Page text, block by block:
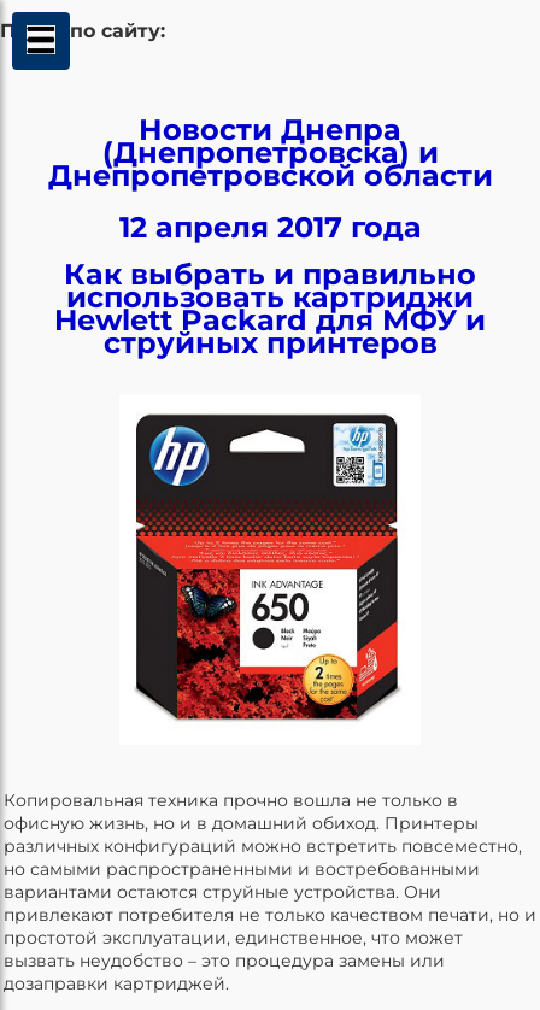
Поиск по сайту:
Новости Днепра
(Днепропетровска) и
Днепропетровской области
12 апреля 2017 года
Как выбрать и правильно
использовать картриджи
Hewlett Packard для МФУ и
струйных принтеров
Копировальная техника прочно вошла не только в
офисную жизнь, но и в домашний обиход. Принтеры
различных конфигураций можно встретить повсеместно,
но самыми распространенными и востребованными
вариантами остаются струйные устройства. Они
привлекают потребителя не только качеством печати, но и
простотой эксплуатации, единственное, что может
вызвать неудобство – это процедура замены или
дозаправки картриджей.